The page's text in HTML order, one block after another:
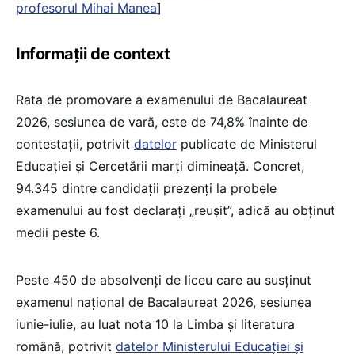
profesorul Mihai Manea]
Informații de context
Rata de promovare a examenului de Bacalaureat
2026, sesiunea de vară, este de 74,8% înainte de
contestații, potrivit datelor publicate de Ministerul
Educației și Cercetării marți dimineață. Concret,
94.345 dintre candidații prezenți la probele
examenului au fost declarați „reușit”, adică au obținut
medii peste 6.
Peste 450 de absolvenți de liceu care au susținut
examenul național de Bacalaureat 2026, sesiunea
iunie-iulie, au luat nota 10 la Limba și literatura
română, potrivit datelor Ministerului Educației și